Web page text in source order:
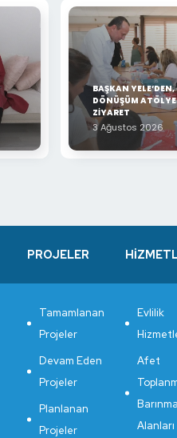
BAŞKAN YELE’DEN,
DÖNÜŞÜM
ZİYARET
3 Ağustos 2026
PROJELER
Tamamlanan
Projeler
Devam Eden
Projeler
Planlanan
Projeler
Evlilik
Afet
Barınma
Alanları